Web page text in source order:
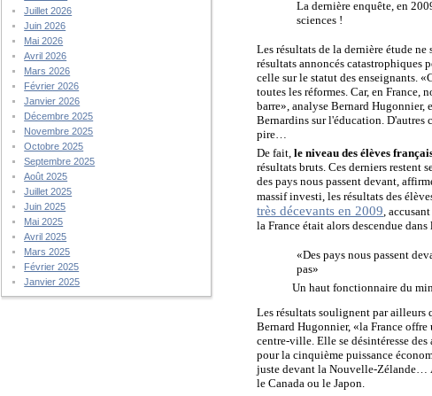
Juillet 2026
Juin 2026
Mai 2026
Avril 2026
Mars 2026
Février 2026
Janvier 2026
Décembre 2025
Novembre 2025
Octobre 2025
Septembre 2025
Août 2025
Juillet 2025
Juin 2025
Mai 2025
Avril 2025
Mars 2025
Février 2025
Janvier 2025
La dernière enquête, en
sciences !
Les résultats de la dernière étude
résultats annoncés catastrophiques
celle sur le statut des enseignants.
toutes les réformes. Car, en France,
barre», analyse Bernard
Bernardins sur l'éducation. D'autres
pire…
De fait,le niveau des élèves
résultats bruts. Ces derniers restent
des pays nous passent devant,
massif investi, les résultats des
très décevants en 2009 ,
la France était alors descendue
«Des pays nous passent
pas»
Un haut fonctionnaire du
Les résultats soulignent par ailleurs
Bernard Hugonnier, «la France
centre-ville. Elle se désintéresse
pour la cinquième puissance
juste devant la Nouvelle-Zélande…
le Canada ou le Japon.